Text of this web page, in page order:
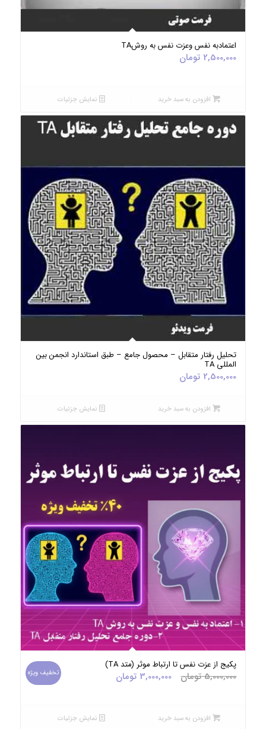
5.00
اعتمادبه نفس وعزت نفس به روشTA
2,500,000 تومان
افزودن به سبد خرید نمایش جزئیات
5.00
تحلیل رفتار متقابل – محصول جامع – طبق استاندارد انجمن بین
المللی TA
2,500,000 تومان
افزودن به سبد خرید نمایش جزئیات
پکیج از عزت نفس تا ارتباط موثر (متد TA)
5,000,000 تومان
قیمت
بود.
3,000,000 تومانقیمت
تخفیف ویژه
افزودن به سبد خرید نمایش جزئیات